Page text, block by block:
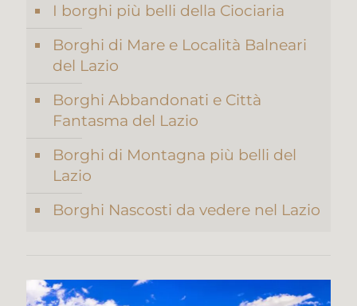
I borghi più belli della Ciociaria
Borghi di Mare e Località Balneari
del Lazio
Borghi Abbandonati e Città
Fantasma del Lazio
Borghi di Montagna più belli del
Lazio
Borghi Nascosti da vedere nel Lazio